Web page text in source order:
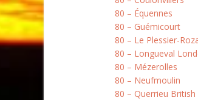
80 – Équennes
80 – Guémicourt
80 – Le Plessier-
80 – Longueval
80 – Mézerolles
80 – Neufmoulin
80 – Querrieu